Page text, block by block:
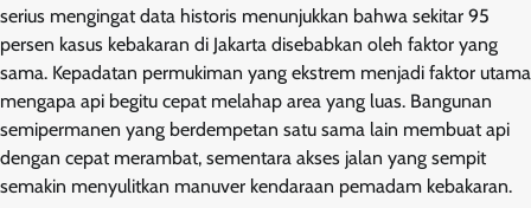
serius mengingat data historis menunjukkan bahwa sekitar 95
persen kasus kebakaran di Jakarta disebabkan oleh faktor yang
sama. Kepadatan permukiman yang ekstrem menjadi faktor utama
mengapa api begitu cepat melahap area yang luas. Bangunan
semipermanen yang berdempetan satu sama lain membuat api
dengan cepat merambat, sementara akses jalan yang sempit
semakin menyulitkan manuver kendaraan pemadam kebakaran.